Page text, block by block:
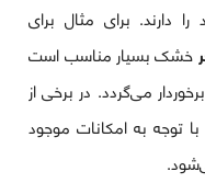
دارند. برای مثال برای
خشک بسیار مناسب است
می‌گردد. در برخی از
توجه به امکانات موجود